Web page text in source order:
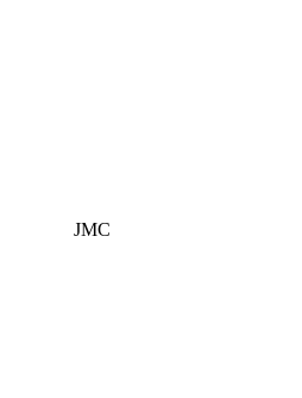
JMC